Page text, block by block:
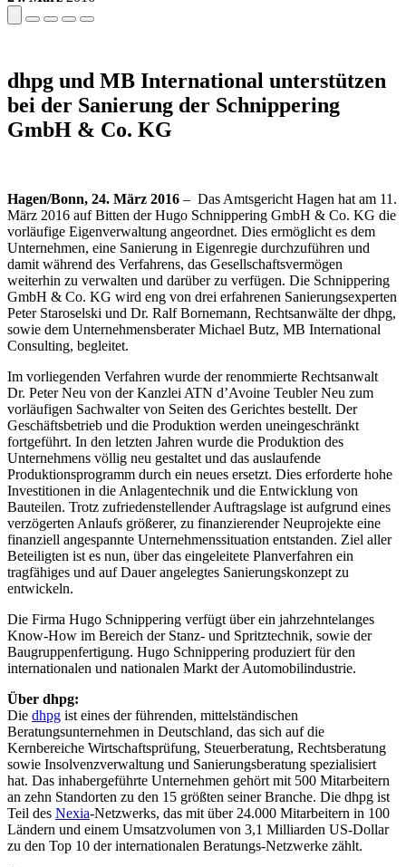
dhpg und MB International unterstützen
bei der Sanierung der Schnippering
GmbH & Co. KG
Hagen/Bonn, 24. März 2016 – Das Amtsgericht Hagen hat am 11.
März 2016 auf Bitten der Hugo Schnippering GmbH & Co. KG die
vorläufige Eigenverwaltung angeordnet. Dies ermöglicht es dem
Unternehmen, eine Sanierung in Eigenregie durchzuführen und
damit während des Verfahrens, das Gesellschaftsvermögen
weiterhin zu verwalten und darüber zu verfügen. Die Schnippering
GmbH & Co. KG wird eng von drei erfahrenen Sanierungsexperten
Peter Staroselski und Dr. Ralf Bornemann, Rechtsanwälte der dhpg,
sowie dem Unternehmensberater Michael Butz, MB International
Consulting, begleitet.
Im vorliegenden Verfahren wurde der renommierte Rechtsanwalt
Dr. Peter Neu von der Kanzlei ATN d’Avoine Teubler Neu zum
vorläufigen Sachwalter von Seiten des Gerichtes bestellt. Der
Geschäftsbetrieb und die Produktion werden uneingeschränkt
fortgeführt. In den letzten Jahren wurde die Produktion des
Unternehmens völlig neu gestaltet und das auslaufende
Produktionsprogramm durch ein neues ersetzt. Dies erforderte hohe
Investitionen in die Anlagentechnik und die Entwicklung von
Bauteilen. Trotz zufriedenstellender Auftragslage ist aufgrund eines
verzögerten Anlaufs größerer, zu finanzierender Neuprojekte eine
finanziell angespannte Unternehmenssituation entstanden. Ziel aller
Beteiligten ist es nun, über das eingeleitete Planverfahren ein
tragfähiges und auf Dauer angelegtes Sanierungskonzept zu
entwickeln.
Die Firma Hugo Schnippering verfügt über ein jahrzehntelanges
Know-How im Bereich der Stanz- und Spritztechnik, sowie der
Baugruppenfertigung. Hugo Schnippering produziert für den
internationalen und nationalen Markt der Automobilindustrie.
Über dhpg:
Die dhpg ist eines der führenden, mittelständischen
Beratungsunternehmen in Deutschland, das sich auf die
Kernbereiche Wirtschaftsprüfung, Steuerberatung, Rechtsberatung
sowie Insolvenzverwaltung und Sanierungsberatung spezialisiert
hat. Das inhabergeführte Unternehmen gehört mit 500 Mitarbeitern
an zehn Standorten zu den 15 größten seiner Branche. Die dhpg ist
Teil des Nexia-Netzwerks, das mit über 24.000 Mitarbeitern in 100
Ländern und einem Umsatzvolumen von 3,1 Milliarden US-Dollar
zu den Top 10 der internationalen Beratungs-Netzwerke zählt.